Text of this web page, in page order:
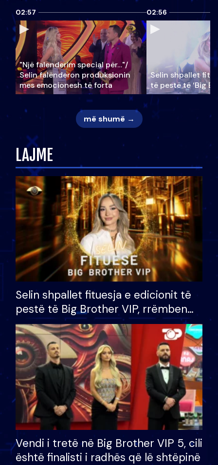
02:57
"Një falenderim special për…"/
Selin falënderon produksionin
mes emocionesh të forta
02:56
Selin shpallet
të pestë të ‘Big
më shumë →
LAJME
Selin shpallet fituesja e edicionit të
pestë të Big Brother VIP, rrëmben
çmimin e madh prej 100 mijë eurosh
Vendi i tretë në Big Brother VIP 5, cili
është finalisti i radhës që lë shtëpinë